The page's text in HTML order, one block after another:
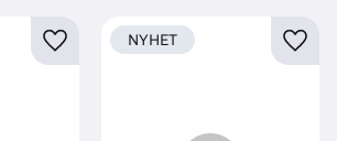
Lägg till i favoriter
NYHET